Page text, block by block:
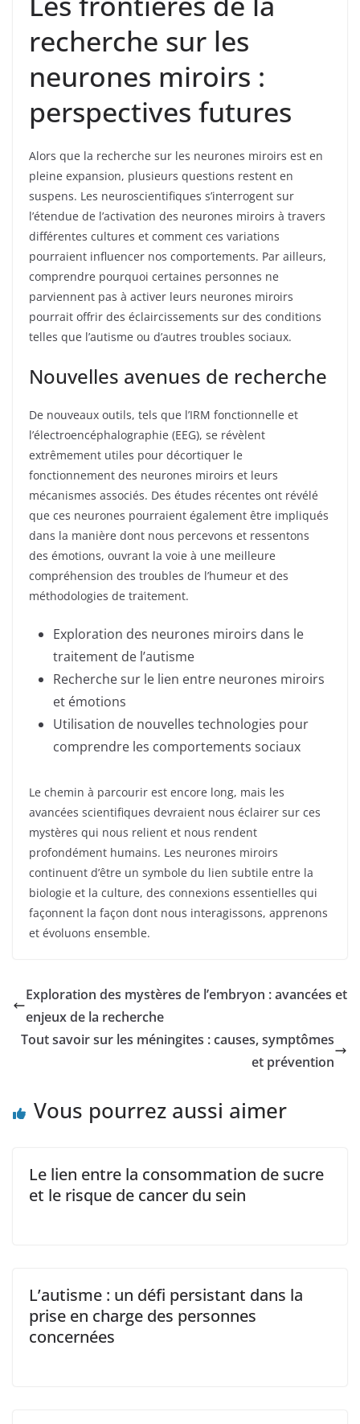
recherche sur les
neurones miroirs :
perspectives futures
Alors que la recherche sur les neurones miroirs est en
pleine expansion, plusieurs questions restent en
suspens. Les neuroscientifiques s’interrogent sur
l’étendue de l’activation des neurones miroirs à travers
différentes cultures et comment ces variations
pourraient influencer nos comportements. Par ailleurs,
comprendre pourquoi certaines personnes ne
parviennent pas à activer leurs neurones miroirs
pourrait offrir des éclaircissements sur des conditions
telles que l’autisme ou d’autres troubles sociaux.
Nouvelles avenues de recherche
De nouveaux outils, tels que l’IRM fonctionnelle et
l’électroencéphalographie (EEG), se révèlent
extrêmement utiles pour décortiquer le
fonctionnement des neurones miroirs et leurs
mécanismes associés. Des études récentes ont révélé
que ces neurones pourraient également être impliqués
dans la manière dont nous percevons et ressentons
des émotions, ouvrant la voie à une meilleure
compréhension des troubles de l’humeur et des
méthodologies de traitement.
Exploration des neurones miroirs dans le
traitement de l’autisme
Recherche sur le lien entre neurones miroirs
et émotions
Utilisation de nouvelles technologies pour
comprendre les comportements sociaux
Le chemin à parcourir est encore long, mais les
avancées scientifiques devraient nous éclairer sur ces
mystères qui nous relient et nous rendent
profondément humains. Les neurones miroirs
continuent d’être un symbole du lien subtile entre la
biologie et la culture, des connexions essentielles qui
façonnent la façon dont nous interagissons, apprenons
et évoluons ensemble.
Exploration des mystères de l’embryon : avancées et
enjeux de la recherche
Tout savoir sur les méningites : causes, symptômes
et prévention
Vous pourrez aussi aimer
Le lien entre la consommation de sucre
et le risque de cancer du sein
L’autisme : un défi persistant dans la
prise en charge des personnes
concernées